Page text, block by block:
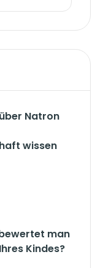
Natron
wissen
man
Kindes?